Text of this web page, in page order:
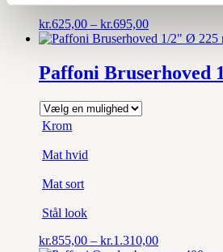
kr.625,00 – kr.695,00Prisinterval:
kr.625,00
kr.695,00
Paffoni Bruserhoved
Krom
Mat hvid
Mat sort
Stål look
kr.855,00 – kr.1.310,00Prisinterval: